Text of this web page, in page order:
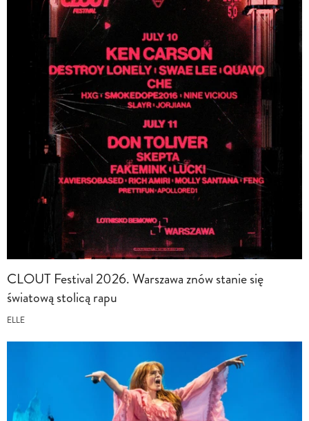
CLOUT Festival 2026. Warszawa znów stanie się
światową stolicą rapu
ELLE